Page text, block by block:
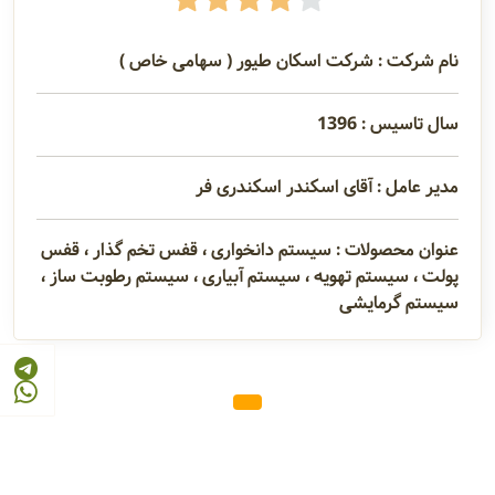
نام شرکت : شرکت اسکان طیور ( سهامی خاص )
سال تاسیس : 1396
مدیر عامل : آقای اسکندر اسکندری فر
عنوان محصولات : سیستم دانخواری ، قفس تخم گذار ، قفس
پولت ، سیستم تهویه ، سیستم آبیاری ، سیستم رطوبت ساز ،
سیستم گرمایشی